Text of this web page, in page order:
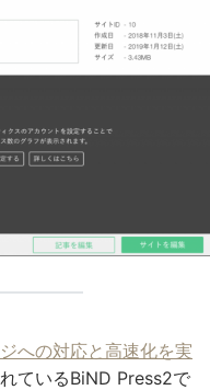
への対応と高速化を実
ているBiND Press2で